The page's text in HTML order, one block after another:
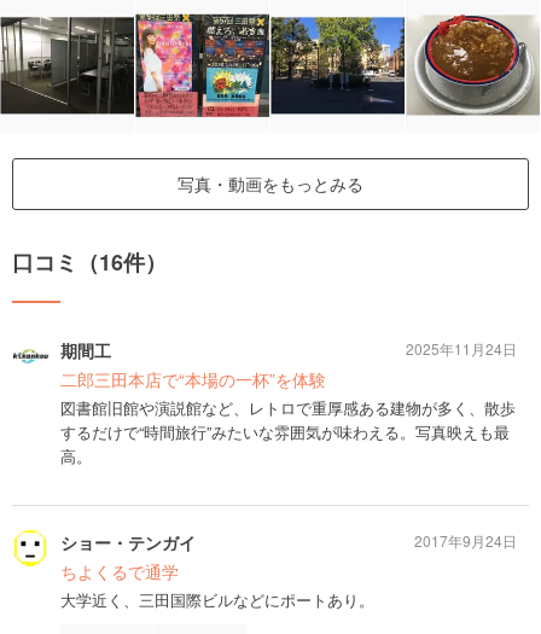
写真・動画をもっとみる
口コミ（16件）
期間工
二郎三田本店で“本場の一杯”を体験
図書館旧館や演説館など、レトロで重厚感ある建物が多く、散歩
するだけで“時間旅行”みたいな雰囲気が味わえる。写真映えも最
高。
2025年11月24日
ショー・テンガイ
ちよくるで通学
大学近く、三田国際ビルなどにポートあり。
2017年9月24日